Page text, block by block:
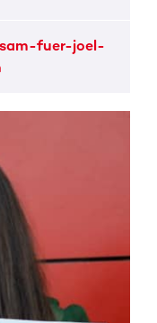
fuer-joel-